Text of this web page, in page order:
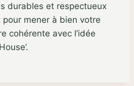
durables et respectueux
pour mener à bien votre
cohérente avec l’idée